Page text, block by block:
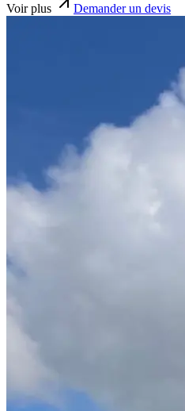
Voir plus
Demander un devis